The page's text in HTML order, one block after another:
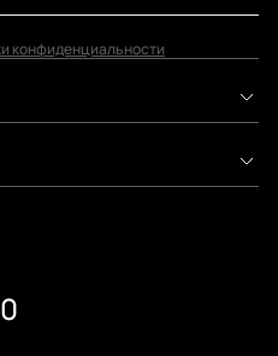
конфиденциальности